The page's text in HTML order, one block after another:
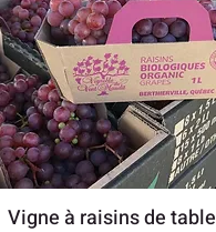
Vigne à raisins de table